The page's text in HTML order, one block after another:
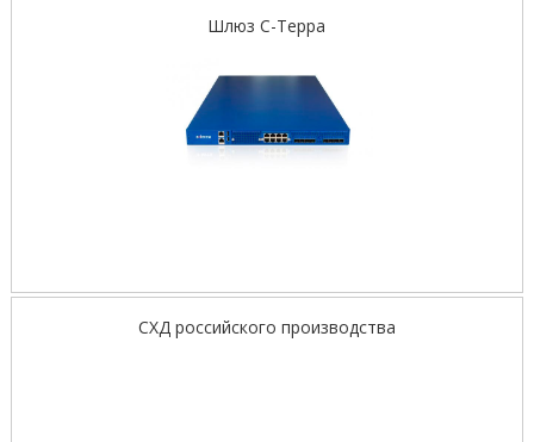
Шлюз С-Терра
СХД российского производства